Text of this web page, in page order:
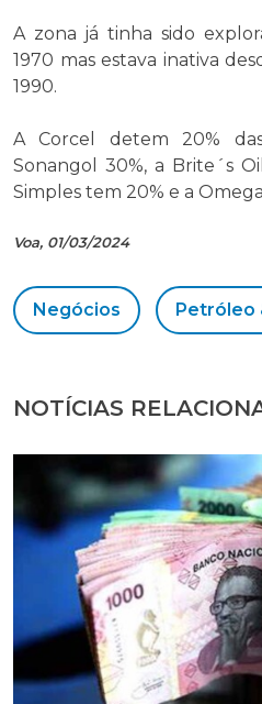
A zona já tinha sido
1970 mas estava inativa
1990.
A Corcel detem 20%
Sonangol 30%, a Brite´s
Simples tem 20% e a
Voa, 01/03/2024
Negócios Petróleo
NOTÍCIAS